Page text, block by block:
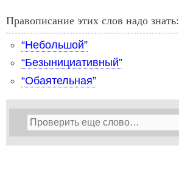
Правописание этих слов надо знать:
“Небольшой”
“Безынициативный”
“Обаятельная”